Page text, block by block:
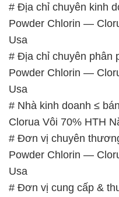
# Địa chỉ chuyên kinh
Powder Chlorin —
Usa
# Địa chỉ chuyên phân
Powder Chlorin —
Usa
# Nhà kinh doanh ≤
Clorua Vôi 70% HTH
# Đơn vị chuyên
Powder Chlorin —
Usa
# Đơn vị cung cấp &